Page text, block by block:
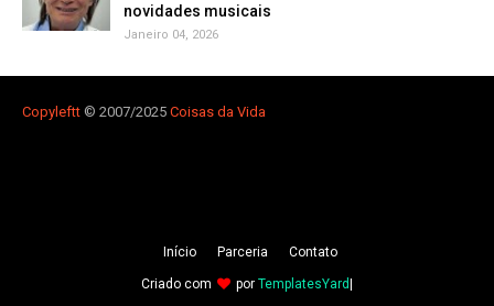
novidades musicais
Janeiro 04, 2026
Copyleftt © 2007/2025 Coisas da Vida
Iní­cio Parceria Contato
Criado com por TemplatesYard|